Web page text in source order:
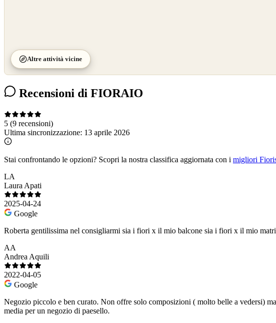
Altre attività vicine
Recensioni di FIORAIO
5 (9 recensioni)
Ultima sincronizzazione: 13 aprile 2026
Stai confrontando le opzioni? Scopri la nostra classifica aggiornata con i migliori
LA
Laura Apati
2025-04-24
Google
Roberta gentilissima nel consigliarmi sia i fiori x il mio balcone sia i fiori x il mio
AA
Andrea Aquili
2022-04-05
Google
Negozio piccolo e ben curato. Non offre solo composizioni ( molto belle a vedersi)
media per un negozio di paesello.